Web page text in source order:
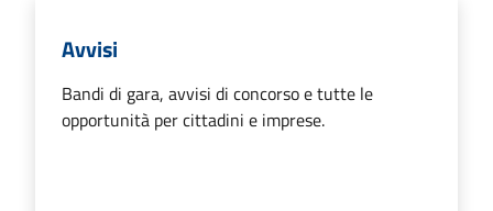
Avvisi
Bandi di gara, avvisi di concorso e tutte le
opportunità per cittadini e imprese.